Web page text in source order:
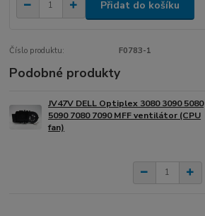
Přidat do košíku
Číslo produktu: F0783-1
Podobné produkty
JV47V DELL Optiplex 3080 3090 5080
5090 7080 7090 MFF ventilátor (CPU
fan)